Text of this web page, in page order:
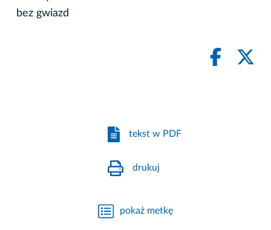
bez gwiazd
tekst w PDF
drukuj
pokaż metkę